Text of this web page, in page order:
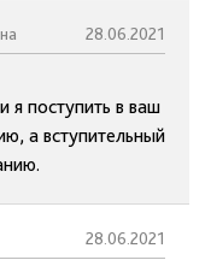
28.06.2021
я поступить в ваш
а вступительный
28.06.2021